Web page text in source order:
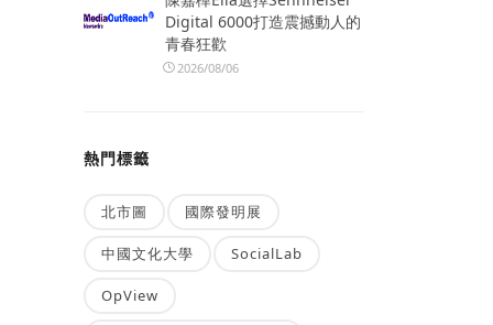
Digital 6000打造震撼動人的
青春狂歡
2026/08/06
熱門標籤
北市圖 國際發明展
中國文化大學 SocialLab
OpView